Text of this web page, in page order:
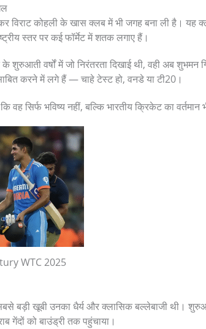
कोहली के खास क्लब में भी जगह बना ली है। यह
स्तर पर कई फॉर्मेट में शतक लगाए हैं।
शुरुआती वर्षों में जो निरंतरता दिखाई थी, वही अब
करने में लगे हैं — चाहे टेस्ट हो, वनडे या टी20।
वह सिर्फ भविष्य नहीं, बल्कि भारतीय क्रिकेट का वर्तमान
WTC 2025
बड़ी खूबी उनका धैर्य और क्लासिक बल्लेबाजी थी।
गेंदों को बाउंड्री तक पहुंचाया।